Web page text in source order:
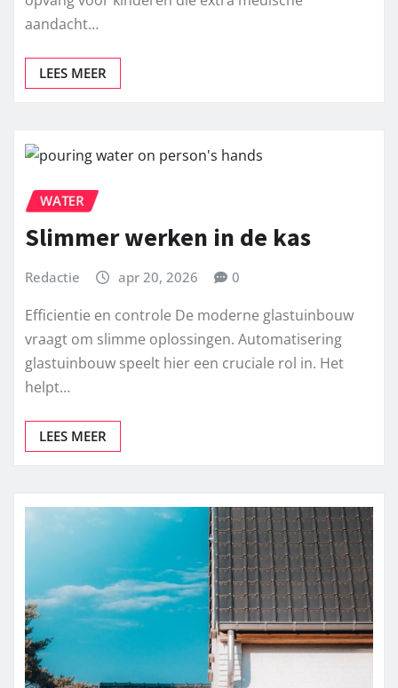
kinderdagverblijf in Zeist biedt gespecialiseerde
opvang voor kinderen die extra medische
aandacht…
WATER
Slimmer werken in de kas
Redactie apr 20, 2026
Efficientie en controle De moderne glastuinbouw
vraagt om slimme oplossingen. Automatisering
glastuinbouw speelt hier een cruciale rol in. Het
helpt…